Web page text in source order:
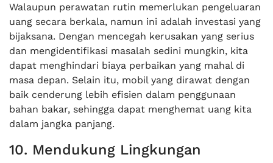
Walaupun perawatan rutin memerlukan pengeluaran
uang secara berkala, namun ini adalah investasi yang
bijaksana. Dengan mencegah kerusakan yang serius
dan mengidentifikasi masalah sedini mungkin, kita
dapat menghindari biaya perbaikan yang mahal di
masa depan. Selain itu, mobil yang dirawat dengan
baik cenderung lebih efisien dalam penggunaan
bahan bakar, sehingga dapat menghemat uang kita
dalam jangka panjang.
10. Mendukung Lingkungan